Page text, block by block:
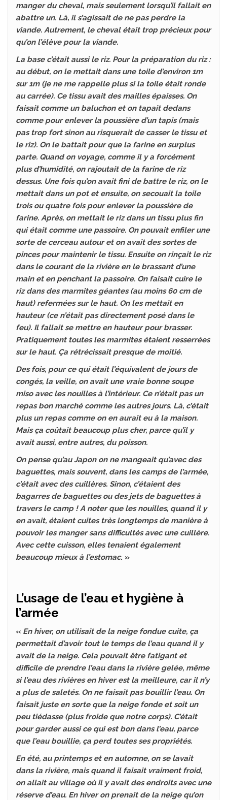
manger du cheval, mais seulement lorsqu’il fallait en
abattre un. Là, il s’agissait de ne pas perdre la
viande. Autrement, le cheval était trop précieux pour
qu’on l’élève pour la viande.
La base c’était aussi le riz. Pour la préparation du riz :
au début, on le mettait dans une toile d’environ 1m
sur 1m (je ne me rappelle plus si la toile était ronde
au carrée). Ce tissu avait des mailles épaisses. On
faisait comme un baluchon et on tapait dedans
comme pour enlever la poussière d’un tapis (mais
pas trop fort sinon au risquerait de casser le tissu et
le riz). On le battait pour que la farine en surplus
parte. Quand on voyage, comme il y a forcément
plus d’humidité, on rajoutait de la farine de riz
dessus. Une fois qu’on avait fini de battre le riz, on le
mettait dans un pot et ensuite, on secouait la toile
trois ou quatre fois pour enlever la poussière de
farine. Après, on mettait le riz dans un tissu plus fin
qui était comme une passoire. On pouvait enfiler une
sorte de cerceau autour et on avait des sortes de
pinces pour maintenir le tissu. Ensuite on rinçait le riz
dans le courant de la rivière en le brassant d’une
main et en penchant la passoire. On faisait cuire le
riz dans des marmites géantes (au moins 60 cm de
haut) refermées sur le haut. On les mettait en
hauteur (ce n’était pas directement posé dans le
feu). Il fallait se mettre en hauteur pour brasser.
Pratiquement toutes les marmites étaient resserrées
sur le haut. Ça rétrécissait presque de moitié.
Des fois, pour ce qui était l’équivalent de jours de
congés, la veille, on avait une vraie bonne soupe
miso avec les nouilles à l’intérieur. Ce n’était pas un
repas bon marché comme les autres jours. Là, c’était
plus un repas comme on en aurait eu à la maison.
Mais ça coûtait beaucoup plus cher, parce qu’il y
avait aussi, entre autres, du poisson.
On pense qu’au Japon on ne mangeait qu’avec des
baguettes, mais souvent, dans les camps de l’armée,
c’était avec des cuillères. Sinon, c’étaient des
bagarres de baguettes ou des jets de baguettes à
travers le camp ! A noter que les nouilles, quand il y
en avait, étaient cuites très longtemps de manière à
pouvoir les manger sans difficultés avec une cuillère.
Avec cette cuisson, elles tenaient également
beaucoup mieux à l’estomac. »
L’usage de l’eau et hygiène à
l’armée
« En hiver, on utilisait de la neige fondue cuite, ça
permettait d’avoir tout le temps de l’eau quand il y
avait de la neige. Cela pouvait être fatigant et
difficile de prendre l’eau dans la rivière gelée, même
si l’eau des rivières en hiver est la meilleure, car il n’y
a plus de saletés. On ne faisait pas bouillir l’eau. On
faisait juste en sorte que la neige fonde et soit un
peu tiédasse (plus froide que notre corps). C’était
pour garder aussi ce qui est bon dans l’eau, parce
que l’eau bouillie, ça perd toutes ses propriétés.
En été, au printemps et en automne, on se lavait
dans la rivière, mais quand il faisait vraiment froid,
on allait au village où il y avait des endroits avec une
réserve d’eau. En hiver on prenait de la neige qu’on